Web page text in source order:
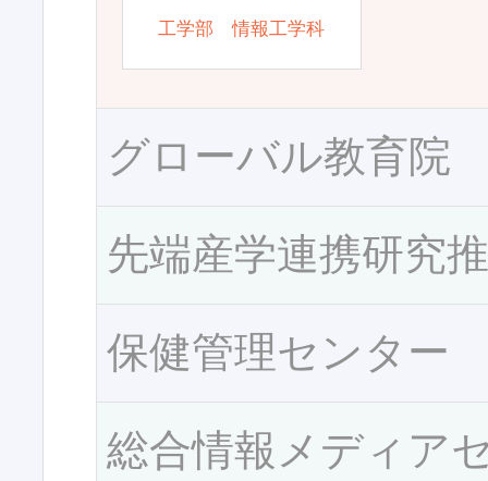
工学部 情報工学科
グローバル教育院
先端産学連携研究
保健管理センター
総合情報メディア